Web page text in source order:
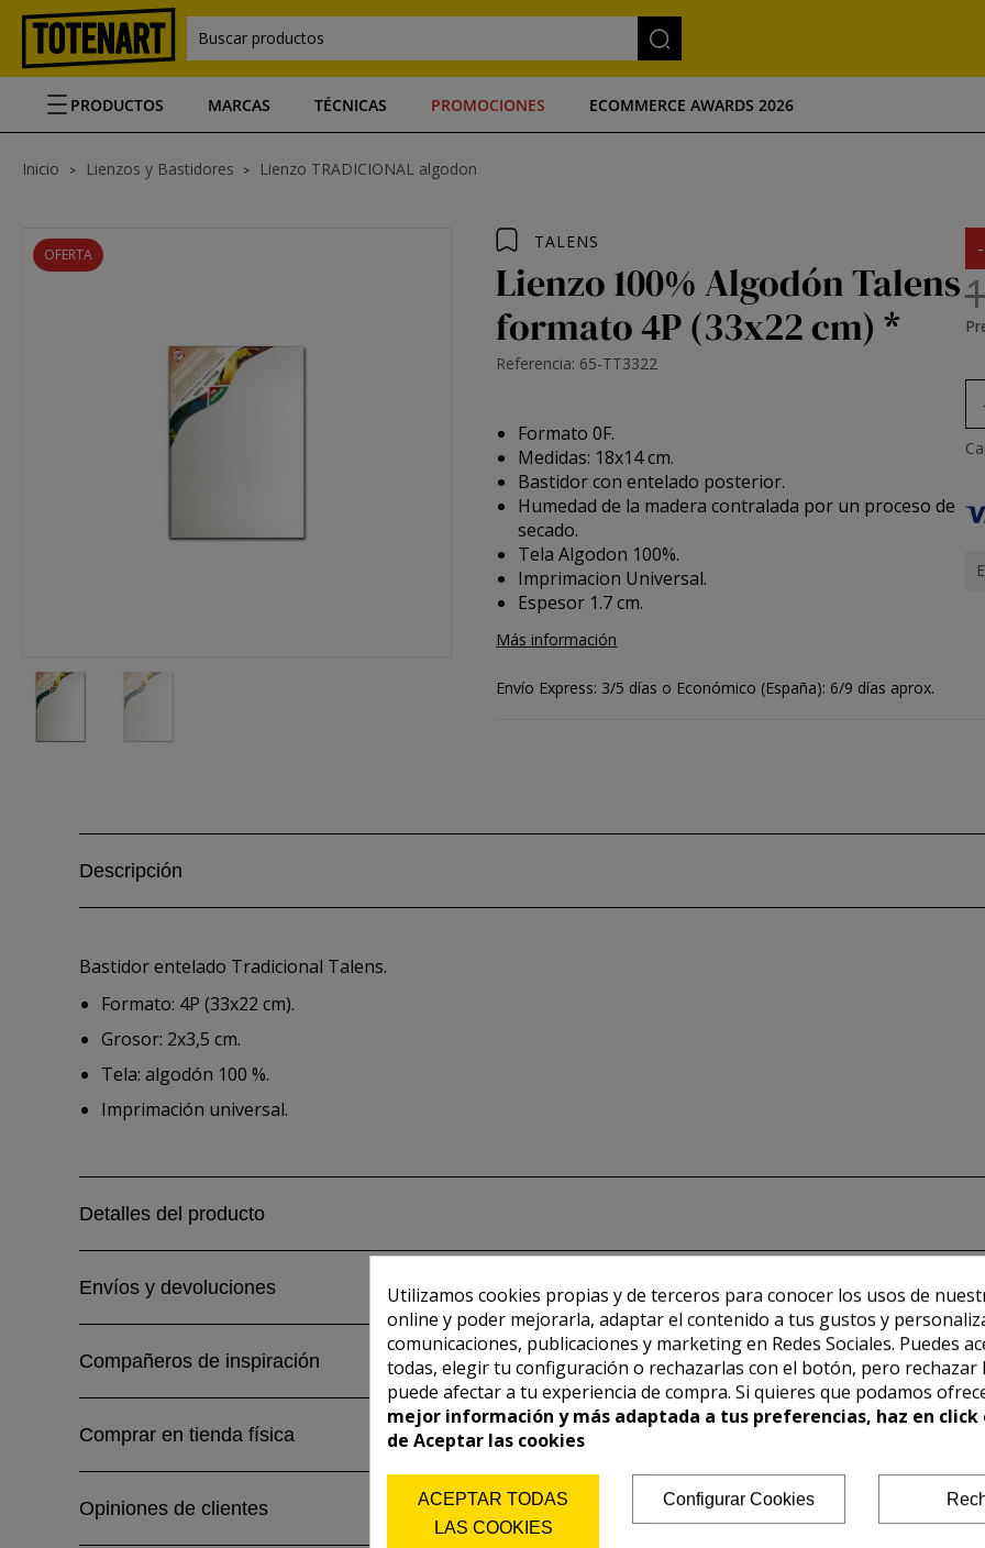
Buscar productos
PRODUCTOS MARCAS TÉCNICAS PROMOCIONES ECOMMERCE AWARDS 2026
Inicio Lienzos y Bastidores Lienzo TRADICIONAL algodon
OFERTA
TALENS
Lienzo 100% Algodón Talens
formato 4P (33x22 cm) *
Referencia: 65-TT3322
Formato 0F.
Medidas: 18x14 cm.
Bastidor con entelado posterior.
Humedad de la madera contralada por un proceso de
secado.
Tela Algodon 100%.
Imprimacion Universal.
Espesor 1.7 cm.
Más información
Envío Express: 3/5 días o Económico (España): 6/9 días aprox.
Descripción
Bastidor entelado Tradicional Talens.
Formato: 4P (33x22 cm).
Grosor: 2x3,5 cm.
Tela: algodón 100 %.
Imprimación universal.
Detalles del producto
Envíos y devoluciones
Compañeros de inspiración
Comprar en tienda física
Opiniones de clientes
Utilizamos cookies propias y de terceros para conocer los usos de
online y poder mejorarla, adaptar el contenido a tus gustos y
comunicaciones, publicaciones y marketing en Redes Sociales. Puedes
todas, elegir tu configuración o rechazarlas con el botón, pero rechazar
puede afectar a tu experiencia de compra. Si quieres que podamos
mejor información y más adaptada a tus preferencias, haz en click
de Aceptar las cookies
ACEPTAR TODAS
LAS COOKIES
Configurar Cookies